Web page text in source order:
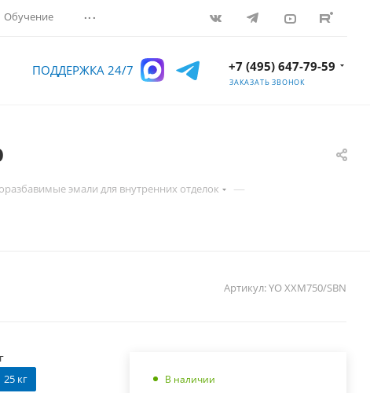
Обучение ...
ПОДДЕРЖКА 24/7 +7 (495) 647-79-59
ЗАКАЗАТЬ ЗВОНОК
эмали для внутренних отделок —
Артикул:YO XXM750/SBN
25 кг
В наличии